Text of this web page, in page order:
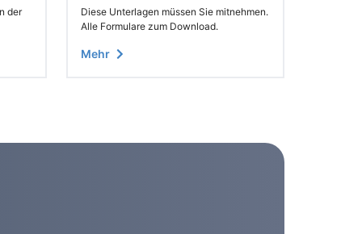
der
Diese Unterlagen müssen Sie mitnehmen.
Alle Formulare zum Download.
Mehr